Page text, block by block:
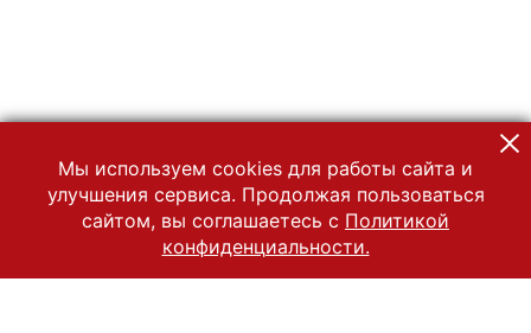
Мы используем cookies для работы сайта и
улучшения сервиса. Продолжая пользоваться
сайтом, вы соглашаетесь с Политикой
конфиденциальности.